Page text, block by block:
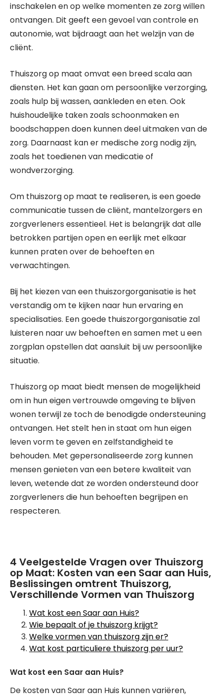
inschakelen en op welke momenten ze zorg willen
ontvangen. Dit geeft een gevoel van controle en
autonomie, wat bijdraagt aan het welzijn van de
cliënt.
Thuiszorg op maat omvat een breed scala aan
diensten. Het kan gaan om persoonlijke verzorging,
zoals hulp bij wassen, aankleden en eten. Ook
huishoudelijke taken zoals schoonmaken en
boodschappen doen kunnen deel uitmaken van de
zorg. Daarnaast kan er medische zorg nodig zijn,
zoals het toedienen van medicatie of
wondverzorging.
Om thuiszorg op maat te realiseren, is een goede
communicatie tussen de cliënt, mantelzorgers en
zorgverleners essentieel. Het is belangrijk dat alle
betrokken partijen open en eerlijk met elkaar
kunnen praten over de behoeften en
verwachtingen.
Bij het kiezen van een thuiszorgorganisatie is het
verstandig om te kijken naar hun ervaring en
specialisaties. Een goede thuiszorgorganisatie zal
luisteren naar uw behoeften en samen met u een
zorgplan opstellen dat aansluit bij uw persoonlijke
situatie.
Thuiszorg op maat biedt mensen de mogelijkheid
om in hun eigen vertrouwde omgeving te blijven
wonen terwijl ze toch de benodigde ondersteuning
ontvangen. Het stelt hen in staat om hun eigen
leven vorm te geven en zelfstandigheid te
behouden. Met gepersonaliseerde zorg kunnen
mensen genieten van een betere kwaliteit van
leven, wetende dat ze worden ondersteund door
zorgverleners die hun behoeften begrijpen en
respecteren.
4 Veelgestelde Vragen over Thuiszorg
op Maat: Kosten van een Saar aan Huis,
Beslissingen omtrent Thuiszorg,
Verschillende Vormen van Thuiszorg
Wat kost een Saar aan Huis?
Wie bepaalt of je thuiszorg krijgt?
Welke vormen van thuiszorg zijn er?
Wat kost particuliere thuiszorg per uur?
Wat kost een Saar aan Huis?
De kosten van Saar aan Huis kunnen variëren,